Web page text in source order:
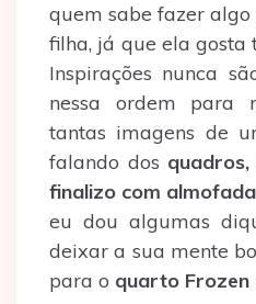
quem sabe fazer
filha, já que ela gosta
Inspirações nunca
nessa ordem para
tantas imagens de
falando dos
finalizo com
eu dou algumas
deixar a sua mente
para o quarto Frozen